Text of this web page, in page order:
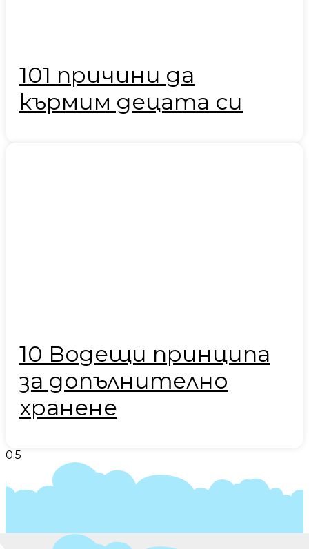
101 причини да
кърмим децата си
10 Водещи принципа
за допълнително
хранене